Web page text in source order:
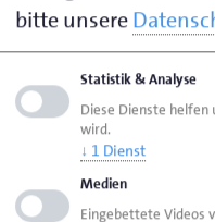
Anträge und Anzeigen
vollständig ausgefüllt
nur dann kann die
weiterbearbeiten.
Ausfüllen des Antrags
Hotline der
bitte unsere
Statistik & Analyse
Diese Dienste helfen
wird.
↓ 1 Dienst
Medien
Eingebettete Videos